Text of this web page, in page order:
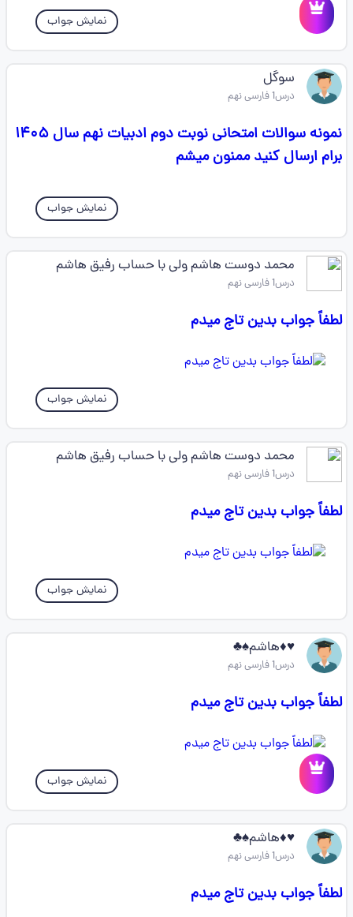
نمایش جواب
سوگل
درس1 فارسی نهم
نمونه سوالات امتحانی نوبت دوم ادبیات نهم سال ۱۴۰۵
برام ارسال کنید ممنون میشم
نمایش جواب
محمد دوست هاشم ولی با حساب رفیق هاشم
درس1 فارسی نهم
لطفاً جواب بدین تاج میدم
نمایش جواب
محمد دوست هاشم ولی با حساب رفیق هاشم
درس1 فارسی نهم
لطفاً جواب بدین تاج میدم
نمایش جواب
♥️♦️هاشم♠️♣️
درس1 فارسی نهم
لطفاً جواب بدین تاج میدم
نمایش جواب
♥️♦️هاشم♠️♣️
درس1 فارسی نهم
لطفاً جواب بدین تاج میدم